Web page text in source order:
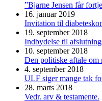
”Bjarne Jensen får
16. januar 2019
Invitation til
19. september 2018
Indbydelse til
10. september 2018
Den politiske aftale om
4. september 2018
ULF siger mange tak
28. marts 2018
Vedr. arv & testamente.